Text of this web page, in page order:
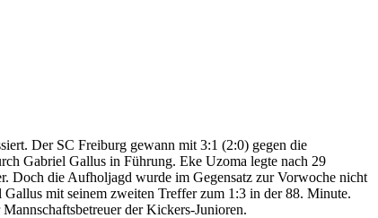
Der SC Freiburg gewann mit 3:1 (2:0) gegen die
Gabriel Gallus in Führung. Eke Uzoma legte nach 29
Doch die Aufholjagd wurde im Gegensatz zur Vorwoche nicht
mit seinem zweiten Treffer zum 1:3 in der 88. Minute.
der Kickers-Junioren.